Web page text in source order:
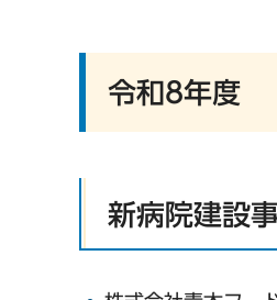
令和8年度
新病院建設